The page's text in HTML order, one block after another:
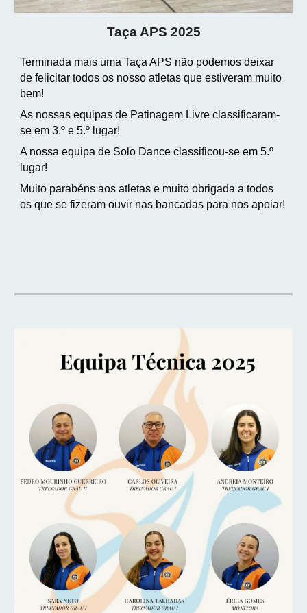
Taça APS 2025
Terminada mais uma Taça APS não podemos deixar
de felicitar todos os nosso atletas que estiveram muito
bem!
As nossas equipas de Patinagem Livre classificaram-
se em 3.º e 5.º lugar!
A nossa equipa de Solo Dance classificou-se em 5.º
lugar!
Muito parabéns aos atletas e muito obrigada a todos
os que se fizeram ouvir nas bancadas para nos apoiar!